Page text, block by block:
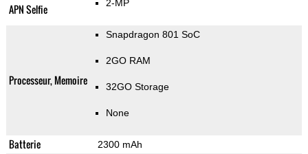
APN Selfie 2-MP
Processeur, Memoire
Snapdragon 801 SoC
2GO RAM
32GO Storage
None
Batterie 2300 mAh